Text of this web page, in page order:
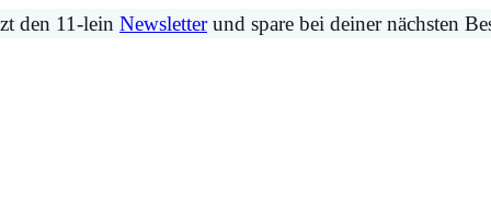
den 11-lein Newsletterund spare bei deiner nächsten